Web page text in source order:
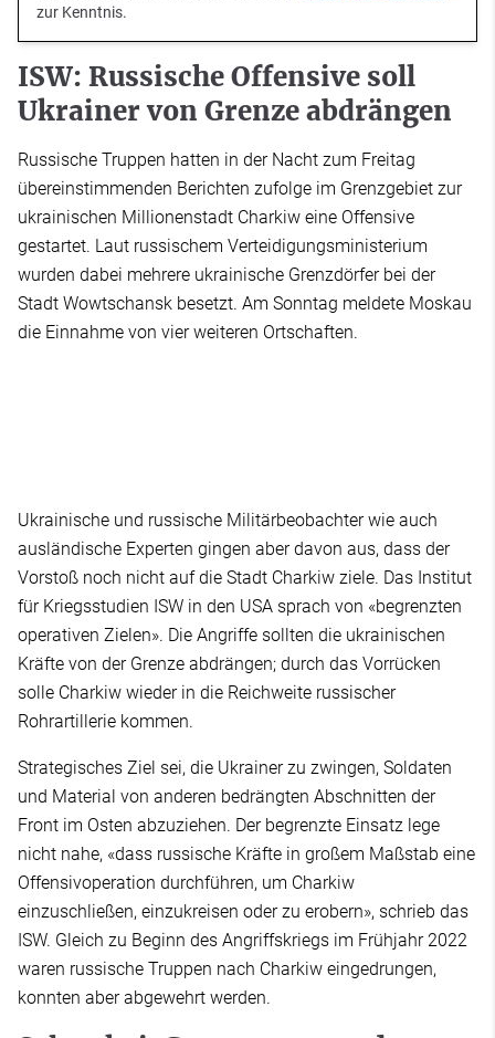
zur Kenntnis.
ISW: Russische Offensive soll
Ukrainer von Grenze abdrängen
Russische Truppen hatten in der Nacht zum Freitag
übereinstimmenden Berichten zufolge im Grenzgebiet zur
ukrainischen Millionenstadt Charkiw eine Offensive
gestartet. Laut russischem Verteidigungsministerium
wurden dabei mehrere ukrainische Grenzdörfer bei der
Stadt Wowtschansk besetzt. Am Sonntag meldete Moskau
die Einnahme von vier weiteren Ortschaften.
Ukrainische und russische Militärbeobachter wie auch
ausländische Experten gingen aber davon aus, dass der
Vorstoß noch nicht auf die Stadt Charkiw ziele. Das Institut
für Kriegsstudien ISW in den USA sprach von «begrenzten
operativen Zielen». Die Angriffe sollten die ukrainischen
Kräfte von der Grenze abdrängen; durch das Vorrücken
solle Charkiw wieder in die Reichweite russischer
Rohrartillerie kommen.
Strategisches Ziel sei, die Ukrainer zu zwingen, Soldaten
und Material von anderen bedrängten Abschnitten der
Front im Osten abzuziehen. Der begrenzte Einsatz lege
nicht nahe, «dass russische Kräfte in großem Maßstab eine
Offensivoperation durchführen, um Charkiw
einzuschließen, einzukreisen oder zu erobern», schrieb das
ISW. Gleich zu Beginn des Angriffskriegs im Frühjahr 2022
waren russische Truppen nach Charkiw eingedrungen,
konnten aber abgewehrt werden.